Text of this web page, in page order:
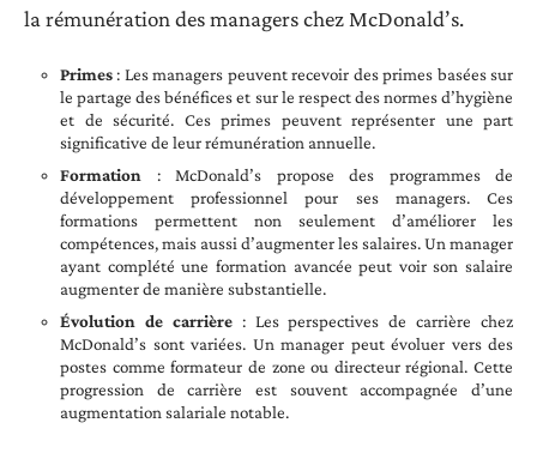
la rémunération des managers chez McDonald’s.
Primes: Les managers peuvent recevoir des primes basées sur
le partage des bénéfices et sur le respect des normes d’hygiène
et de sécurité. Ces primes peuvent représenter une part
significative de leur rémunération annuelle.
Formation : McDonald’s propose des programmes de
développement professionnel pour ses managers. Ces
formations permettent non seulement d’améliorer les
compétences, mais aussi d’augmenter les salaires. Un manager
ayant complété une formation avancée peut voir son salaire
augmenter de manière substantielle.
Évolution de carrière: Les perspectives de carrière chez
McDonald’s sont variées. Un manager peut évoluer vers des
postes comme formateur de zone ou directeur régional. Cette
progression de carrière est souvent accompagnée d’une
augmentation salariale notable.